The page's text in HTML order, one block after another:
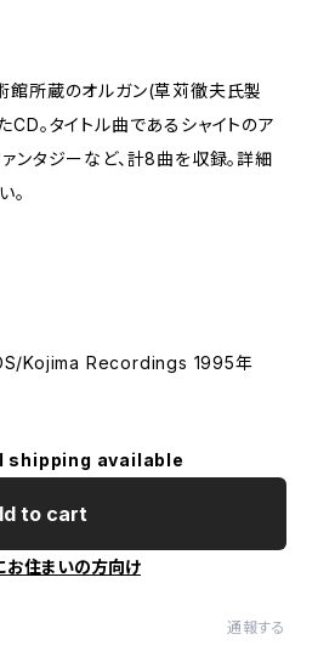
館所蔵のオルガン(草苅徹夫氏製
。タイトル曲であるシャイトのア
ンタジーなど、計8曲を収録。詳細
。
Kojima Recordings 1995年
shipping available
to cart
お住まいの方向け
通報する